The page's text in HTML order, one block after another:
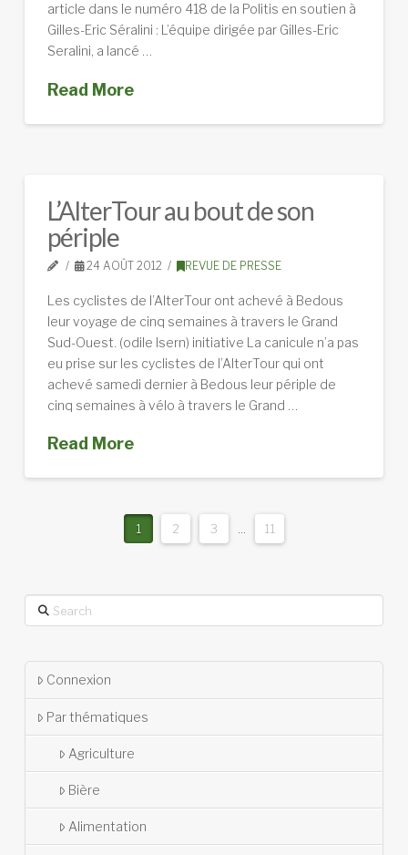
article dans le numéro 418 de la Politis en soutien à
Gilles-Eric Séralini : L’équipe dirigée par Gilles-Eric
Seralini, a lancé …
Read More
L’AlterTour au bout de son
périple
24 AOÛT 2012 REVUE DE PRESSE
Les cyclistes de l’AlterTour ont achevé à Bedous
leur voyage de cinq semaines à travers le Grand
Sud-Ouest. (odile Isern) initiative La canicule n’a pas
eu prise sur les cyclistes de l’AlterTour qui ont
achevé samedi dernier à Bedous leur périple de
cinq semaines à vélo à travers le Grand …
Read More
1 2 3 ... 11
Search
Connexion
Par thématiques
Agriculture
Bière
Alimentation